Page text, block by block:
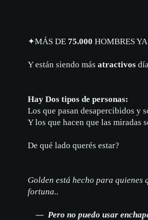
✦MÁS DE 75.000 HOMBRES
Y están siendo más atractivos
Hay Dos tipos de personas:
Los que pasan desapercibidos y
Y los que hacen que las miradas
De qué lado querés estar?
Golden está hecho para
fortuna..
Pero no puedo usar